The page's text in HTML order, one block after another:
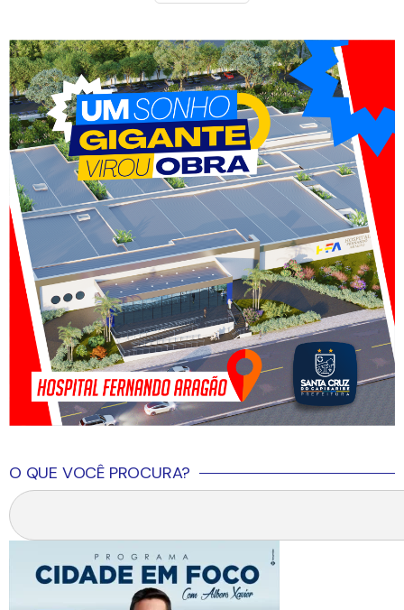
O QUE VOCÊ PROCURA?